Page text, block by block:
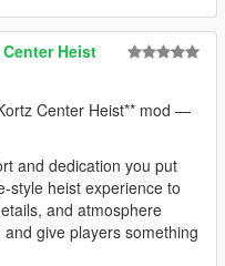
Heist
Center Heist** mod —
and dedication you put
style heist experience to
and atmosphere
give players something